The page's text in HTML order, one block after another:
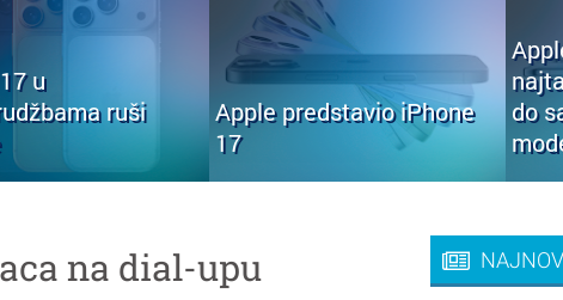
u
ruši
Apple predstavio iPhone
17
do
na dial-upu